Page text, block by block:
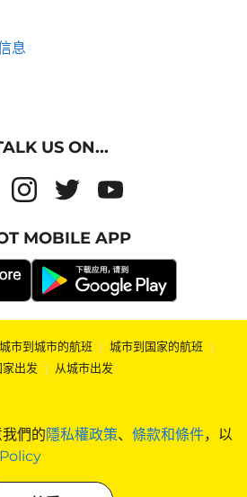
們的隱私權政策、 條款和條件，以
息
US ON...
MOBILE APP
城市到城市的航班 | 城市到国家的航班 |
家出发 | 从城市出发